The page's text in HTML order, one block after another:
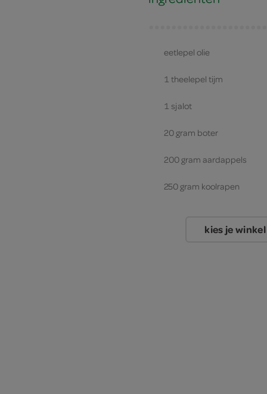
eetlepel olie
1 theelepel tijm
1 sjalot
20 gram boter
200 gram aardappels
250 gram koolrapen
kies je winkel